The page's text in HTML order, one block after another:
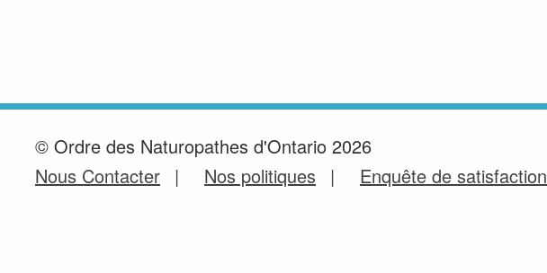
© Ordre des Naturopathes d'Ontario 2026
Nous Contacter
Nos politiques Enquête de satisfaction